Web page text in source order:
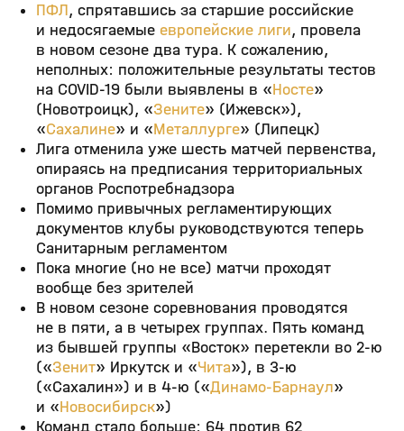
ПФЛ, спрятавшись за старшие российские
и недосягаемые европейские лиги, провела
в новом сезоне два тура. К сожалению,
неполных: положительные результаты тестов
на COVID-19 были выявлены в «Носте»
(Новотроицк), «Зените» (Ижевск»),
«Сахалине» и «Металлурге» (Липецк)
Лига отменила уже шесть матчей первенства,
опираясь на предписания территориальных
органов Роспотребнадзора
Помимо привычных регламентирующих
документов клубы руководствуются теперь
Санитарным регламентом
Пока многие (но не все) матчи проходят
вообще без зрителей
В новом сезоне соревнования проводятся
не в пяти, а в четырех группах. Пять команд
из бывшей группы «Восток» перетекли во 2-ю
(«Зенит» Иркутск и «Чита»), в 3-ю
(«Сахалин») и в 4-ю («Динамо-Барнаул»
и «Новосибирск»)
Команд стало больше: 64 против 62